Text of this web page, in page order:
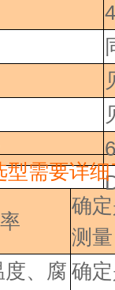
4
需要详
确
测量
度、腐 确